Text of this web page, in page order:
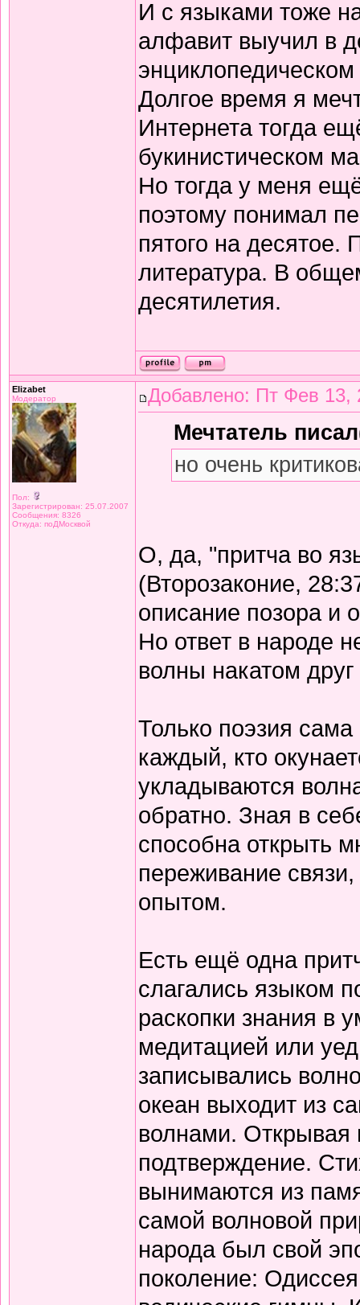
И с языками тоже
алфавит выучил в
Долгое время я
Интернета тогда
букинистическом
Но тогда у меня
поэтому понимал
пятого на десятое.
литература. В
десятилетия.
Elizabet
Модератор
Пол:
Зарегистрирован: 25.07.2007
Сообщения: 8326
Откуда: поДМосквой
Добавлено: Пт Фев 13,
Мечтатель
но очень
О, да, "притча во
(Второзаконие,
описание позора и
Но ответ в народе
волны накатом
Только поэзия
каждый, кто
укладываются
обратно. Зная в
способна открыть
переживание связи,
опытом.
Есть ещё одна
слагались языком
раскопки знания в
медитацией или
записывались
океан выходит из
волнами. Открывая
подтверждение.
вынимаются из
самой волновой
народа был свой
поколение: